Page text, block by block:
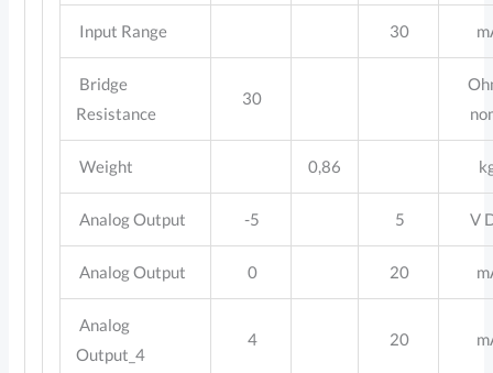
Input Range 30
Bridge
Resistance
30
Weight 0,86
Analog Output -5 5 V
Analog Output 0 20
Analog
Output_4
4 20